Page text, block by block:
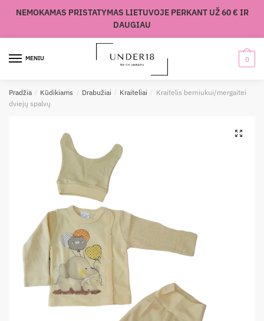
NEMOKAMAS PRISTATYMAS LIETUVOJE PERKANT UŽ 60 € IR
DAUGIAU
MENIU 0
Pradžia / Kūdikiams / Drabužiai / Kraiteliai /
Kraitelis berniukui/mergaitei
dviejų spalvų
🔍